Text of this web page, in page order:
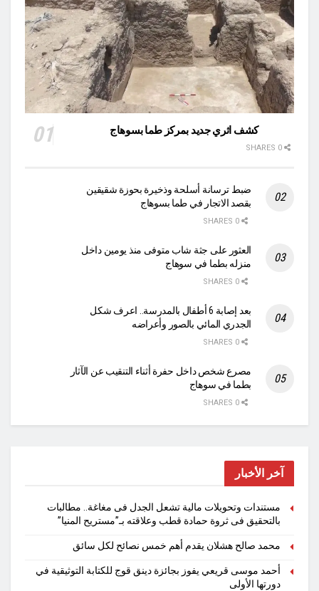
كشف اثري جديد بمركز طما بسوهاج
ضبط ترسانة أسلحة وذخيرة بحوزة شقيقين
بقصد الاتجار في طما بسوهاج
العثور على جثة شاب متوفى منذ يومين داخل
منزله بطما في سوهاج
بعد إصابة 6 أطفال بالمدرسة.. اعرف شكل
الجدري المائي بالصور وأعراضه
مصرع شخص داخل حفرة أثناء التنقيب عن الآثار
بطما في سوهاج
آخر الأخبار
مستندات وتحويلات مالية تشعل الجدل فى مغاغة.. مطالبات
بالتحقيق فى ثروة حمادة قطب وعلاقته بـ”مستريح المنيا”
محمد صالح هشلان يقدم أهم خمس نصائح لكل سائق
أحمد موسى قريعي يفوز بجائزة دينق قوج للكتابة التوثيقية في
دورتها الأولى